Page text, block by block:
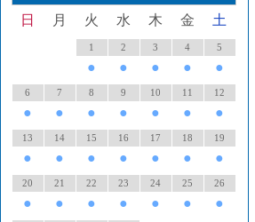
日 月 火 水 木 金 土
1
●
2
●
3
●
4
●
5
●
6
●
7
●
8
●
9
●
10
●
11
●
12
●
13
●
14
●
15
●
16
●
17
●
18
●
19
●
20
●
21
●
22
●
23
●
24
●
25
●
26
●